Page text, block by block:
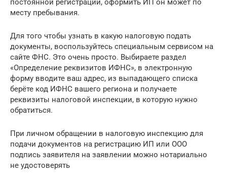
постоянной регистрации, оформить ИП он может по
месту пребывания.
Для того чтобы узнать в какую налоговую подать
документы, воспользуйтесь специальным сервисом на
сайте ФНС. Это очень просто. Выбираете раздел
«Определение реквизитов ИФНС», в электронную
форму вводите ваш адрес, из выпадающего списка
берёте код ИФНС вашего региона и получаете
реквизиты налоговой инспекции, в которую нужно
обратиться.
При личном обращении в налоговую инспекцию для
подачи документов на регистрацию ИП или ООО
подпись заявителя на заявлении можно нотариально
не удостоверять